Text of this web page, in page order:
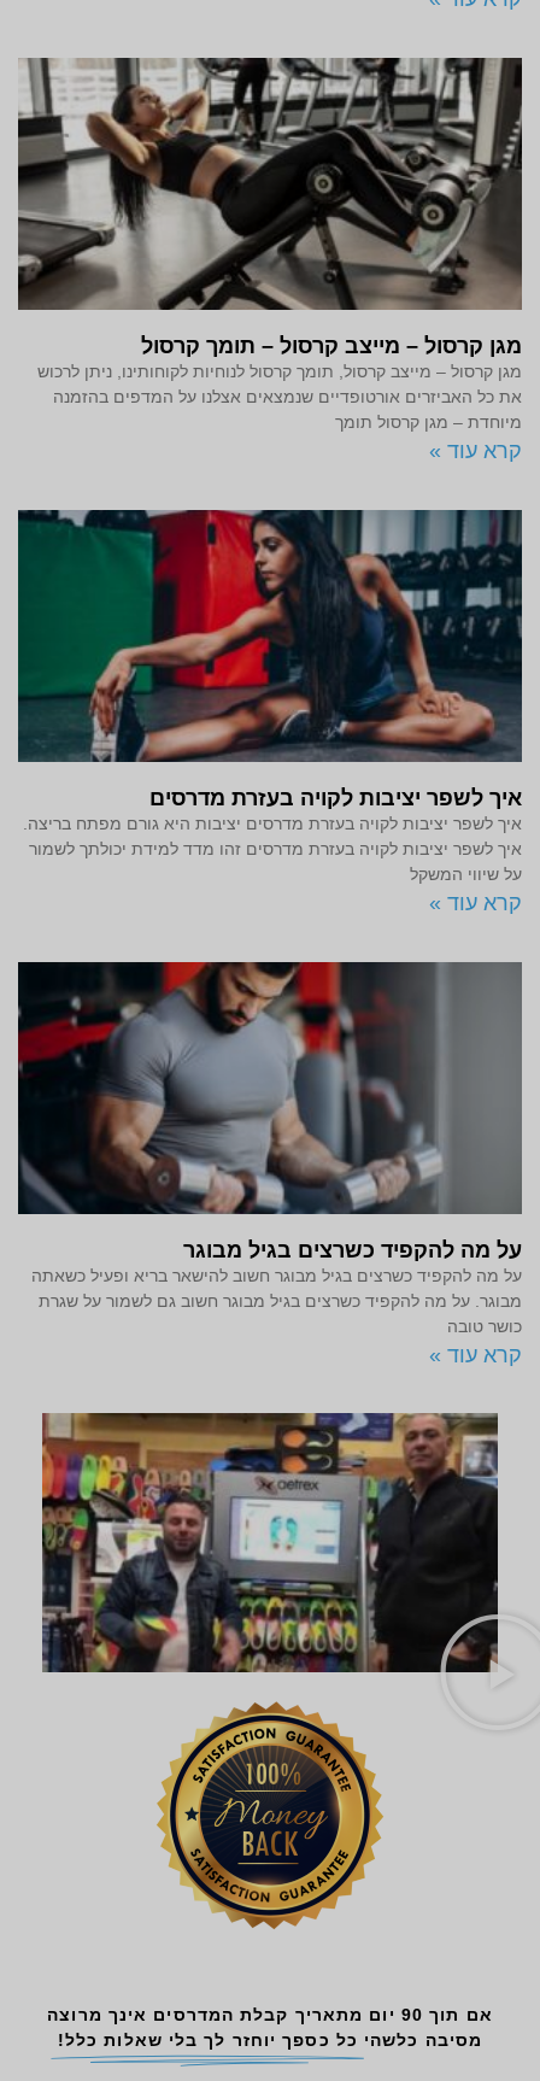
מגן קרסול – מייצב קרסול – תומך קרסול
מגן קרסול – מייצב קרסול, תומך קרסול לנוחיות לקוחותינו, ניתן לרכוש
את כל האביזרים אורטופדיים שנמצאים אצלנו על המדפים בהזמנה
מיוחדת – מגן קרסול תומך
קרא עוד »
איך לשפר יציבות לקויה בעזרת מדרסים
איך לשפר יציבות לקויה בעזרת מדרסים יציבות היא גורם מפתח בריצה.
איך לשפר יציבות לקויה בעזרת מדרסים זהו מדד למידת יכולתך לשמור
על שיווי המשקל
קרא עוד »
על מה להקפיד כשרצים בגיל מבוגר
על מה להקפיד כשרצים בגיל מבוגר חשוב להישאר בריא ופעיל כשאתה
מבוגר. על מה להקפיד כשרצים בגיל מבוגר חשוב גם לשמור על שגרת
כושר טובה
קרא עוד »
אם תוך 90 יום מתאריך קבלת המדרסים אינך מרוצה
מסיבה כלשהי כל כספך יוחזר לך בלי שאלות כלל!